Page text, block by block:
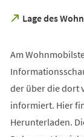
Lage des
(Öffnet
neuen
Tab)
Am
der über die dort
informiert. Hier
Herunterladen.